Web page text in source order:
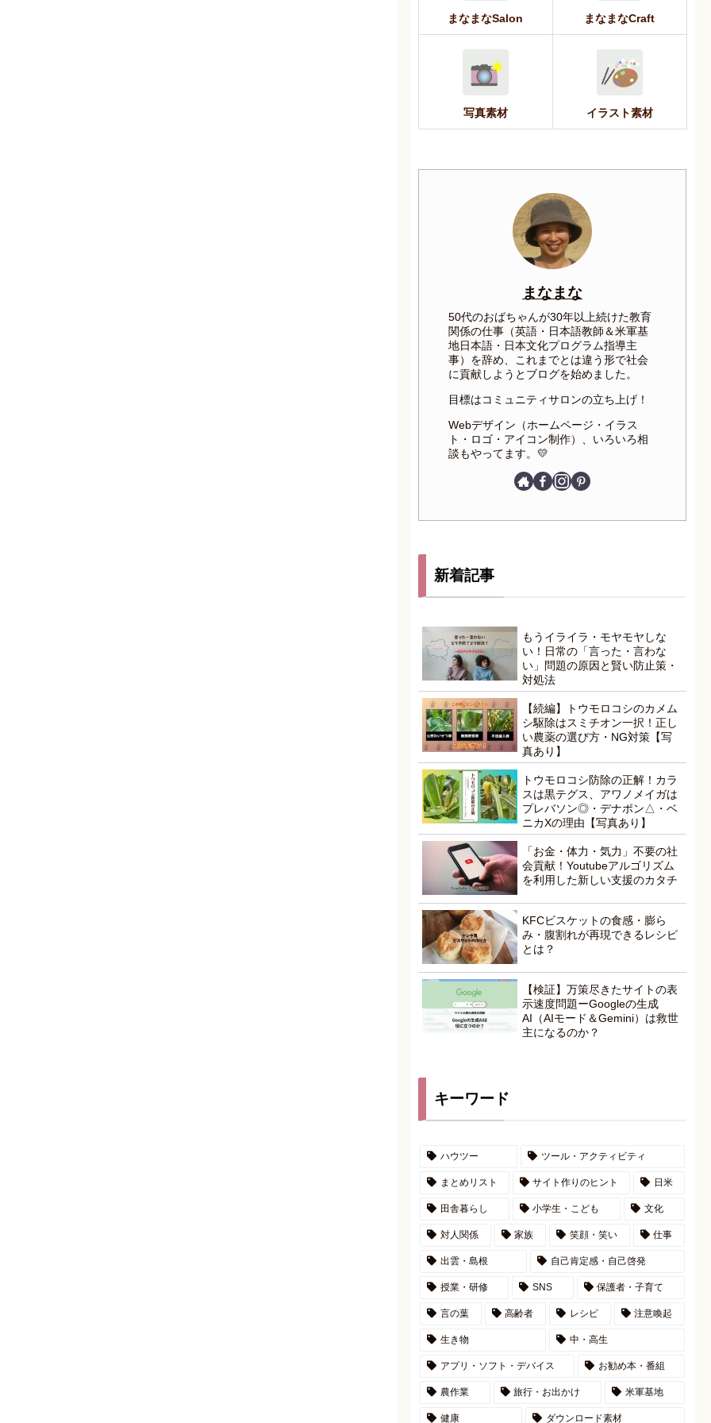
まなまなSalon まなまなCraft
写真素材 イラスト素材
まなまな
50代のおばちゃんが30年以上続けた教育
関係の仕事（英語・日本語教師＆米軍基
地日本語・日本文化プログラム指導主
事）を辞め、これまでとは違う形で社会
に貢献しようとブログを始めました。
目標はコミュニティサロンの立ち上げ！
Webデザイン（ホームページ・イラス
ト・ロゴ・アイコン制作）、いろいろ相
談もやってます。💛
新着記事
もうイライラ・モヤモヤしな
い！日常の「言った・言わな
い」問題の原因と賢い防止策・
対処法
【続編】トウモロコシのカメム
シ駆除はスミチオン一択！正し
い農薬の選び方・NG対策【写
真あり】
トウモロコシ防除の正解！カラ
スは黒テグス、アワノメイガは
プレバソン◎・デナポン△・ベ
ニカXの理由【写真あり】
「お金・体力・気力」不要の社
会貢献！Youtubeアルゴリズム
を利用した新しい支援のカタチ
KFCビスケットの食感・膨ら
み・腹割れが再現できるレシピ
とは？
【検証】万策尽きたサイトの表
示速度問題ーGoogleの生成
AI（AIモード＆Gemini）は救世
主になるのか？
キーワード
ハウツー ツール・アクティビティ
まとめリスト サイト作りのヒント 日米
田舎暮らし 小学生・こども 文化
対人関係 家族 笑顔・笑い 仕事
出雲・島根 自己肯定感・自己啓発
授業・研修 SNS 保護者・子育て
言の葉 高齢者 レシピ 注意喚起
生き物 中・高生
アプリ・ソフト・デバイス お勧め本・番組
農作業 旅行・お出かけ 米軍基地
健康 ダウンロード素材